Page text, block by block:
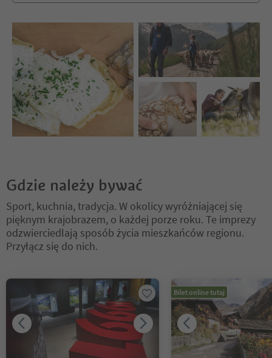
Gdzie należy bywać
Sport, kuchnia, tradycja. W okolicy wyróżniającej się
pięknym krajobrazem, o każdej porze roku. Te imprezy
odzwierciedlają sposób życia mieszkańców regionu.
Przyłącz się do nich.
Bilet online tutaj